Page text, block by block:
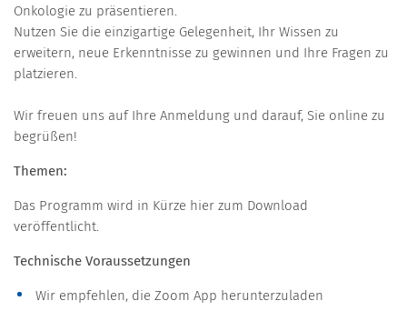
Onkologie zu präsentieren.
Nutzen Sie die einzigartige Gelegenheit, Ihr Wissen zu
erweitern, neue Erkenntnisse zu gewinnen und Ihre Fragen zu
platzieren.
Wir freuen uns auf Ihre Anmeldung und darauf, Sie online zu
begrüßen!
Themen:
Das Programm wird in Kürze hier zum Download
veröffentlicht.
Technische Voraussetzungen
Wir empfehlen, die Zoom App herunterzuladen